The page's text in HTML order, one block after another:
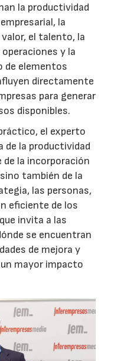
la productividad
la
el talento, la
y la
de elementos
directamente
para generar
disponibles.
el experto
de la productividad
de la incorporación
también de la
las personas,
eficiente de los
invita a las
se encuentran
de mejora y
mayor impacto